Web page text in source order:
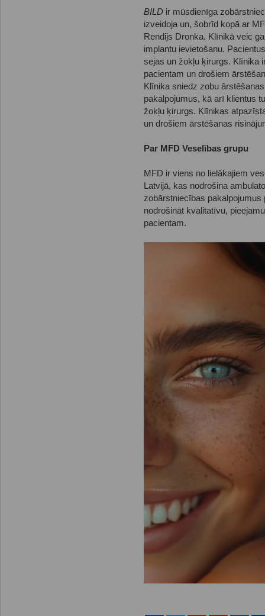
BILD ir mūsdienīga
izveidoja un, šobrīd kopā ar
Rendijs Dronka. Klīnikā veic
implantu ievietošanu.
sejas un žokļu ķirurgs. Klīnika
pacientam un drošiem
Klīnika sniedz zobu
pakalpojumus, kā arī klientus
žokļu ķirurgs. Klīnikas
un drošiem ārstēšanas
Par MFD Veselības grupu
MFD ir viens no lielākajiem
Latvijā, kas nodrošina
zobārstniecības
nodrošināt kvalitatīvu,
pacientam.